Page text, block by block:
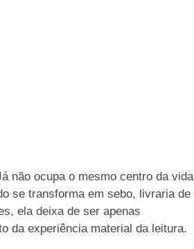
não ocupa o mesmo centro da vida
se transforma em sebo, livraria de
ela deixa de ser apenas
da experiência material da leitura.